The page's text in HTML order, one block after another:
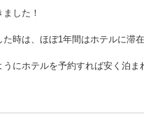
した！
時は、ほぼ1年間はホテルに滞在
うにホテルを予約すれば安く泊ま